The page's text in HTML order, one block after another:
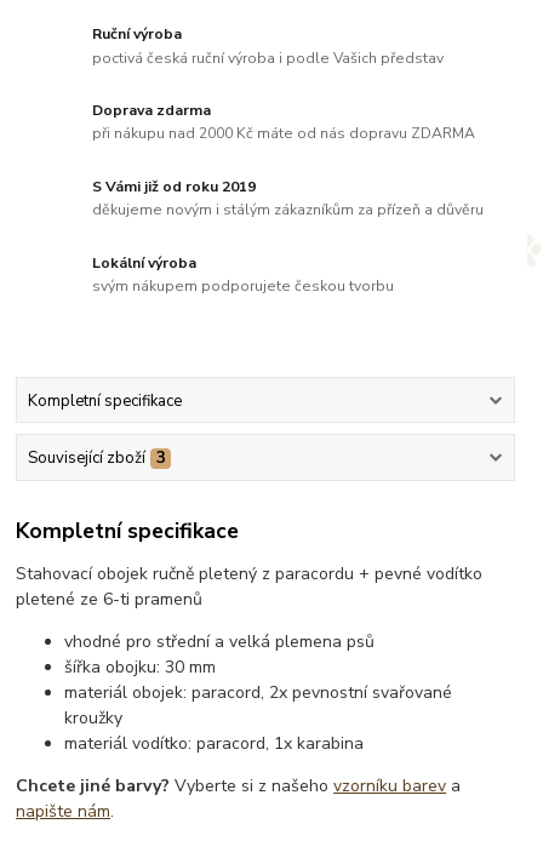
Ruční výroba
poctivá česká ruční výroba i podle Vašich představ
Doprava zdarma
při nákupu nad 2000 Kč máte od nás dopravu ZDARMA
S Vámi již od roku 2019
děkujeme novým i stálým zákazníkům za přízeň a důvěru
Lokální výroba
svým nákupem podporujete českou tvorbu
Kompletní specifikace
Související zboží 3
Kompletní specifikace
Stahovací obojek ručně pletený z paracordu + pevné vodítko
pletené ze 6-ti pramenů
vhodné pro střední a velká plemena psů
šířka obojku: 30 mm
materiál obojek: paracord, 2x pevnostní svařované
kroužky
materiál vodítko: paracord, 1x karabina
Chcete jiné barvy? Vyberte si z našehovzorníku barev a
napište nám.